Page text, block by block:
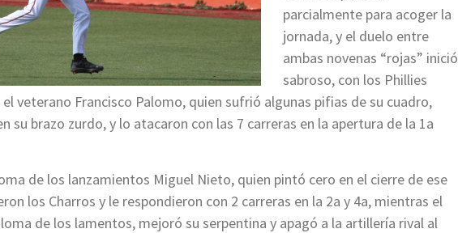
parcialmente para acoger la
jornada, y el duelo entre
ambas novenas “rojas” inició
sabroso, con los Phillies
veterano Francisco Palomo, quien sufrió algunas pifias de su cuadro,
su brazo zurdo, y lo atacaron con las 7 carreras en la apertura de la 1a
de los lanzamientos Miguel Nieto, quien pintó cero en el cierre de ese
los Charros y le respondieron con 2 carreras en la 2a y 4a, mientras el
de los lamentos, mejoró su serpentina y apagó a la artillería rival al